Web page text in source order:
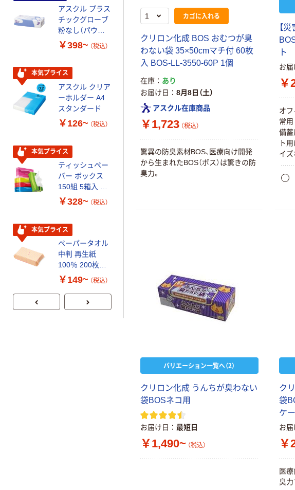
カゴに入れる
クリロン化成 BOS おむつが臭
わない袋 35×50cmマチ付 60枚
入 BOS-LL-3550-60P 1個
在庫
あり
お届け日
8月8日（土）
アスクル在庫商品
￥1,723 （税込）
驚異の防臭素材BOS、医療向け開発
から生まれたBOS（ボス）は驚きの防
臭力。
【
ト
お届
￥
オ
常
備蓄
ト
イズ
せん
バリエーション一覧へ（2）
クリロン化成 うんちが臭わない
袋BOSネコ用
お届け日 最短日
￥1,490~ （税込）
ク
袋
ケ
お届
￥
医
臭力
アスクル プラス
チックグローブ
粉なし（パウダ
ーフリー）
￥398~ （税込）
本気プライス
アスクル クリア
ーホルダー A4
スタンダード
￥126~ （税込）
本気プライス
ティッシュペー
パー ボックス
150組 5箱入 ア
スクル スマート
証
￥328~ （税込）
本気プライス
ペーパータオル
中判 再生紙
100％ 200枚
FSC認証 シング
企画 オリジナル
￥149~ （税込）
トイレットペー
パー ダブル60
100% 6ロール
リサイクル100
芯あり FSC認
￥460~ （税込）
アスクル 耳にや
さしい やわらか
いマスク
￥458~
本気プライス
トイレットペー
リサイクル100
し（パウダーフ
リー）
￥298~ （税込）
嬬
ォ
キ
付
レ
￥
（税込）
オリジナル
G
指
￥
人気商品
サ
水
￥
フ
ト